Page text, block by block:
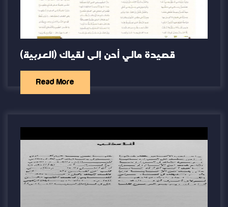
(العربية) قصيدة مالي أحن إلى لقياك
Read More